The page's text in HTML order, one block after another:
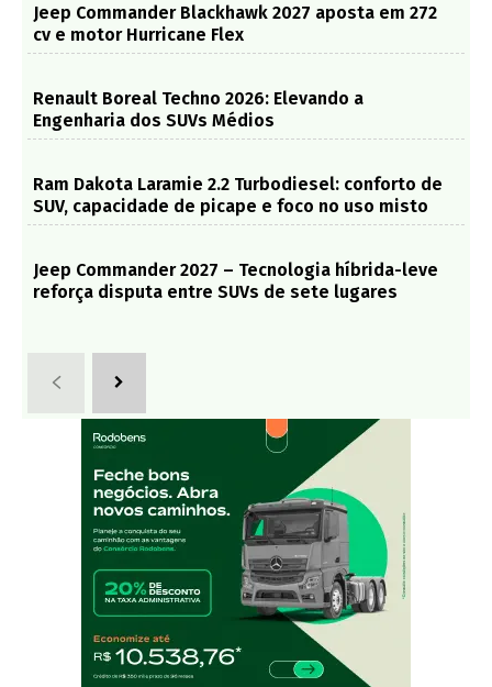
Jeep Commander Blackhawk 2027 aposta em 272
cv e motor Hurricane Flex
Renault Boreal Techno 2026: Elevando a
Engenharia dos SUVs Médios
Ram Dakota Laramie 2.2 Turbodiesel: conforto de
SUV, capacidade de picape e foco no uso misto
Jeep Commander 2027 – Tecnologia híbrida-leve
reforça disputa entre SUVs de sete lugares